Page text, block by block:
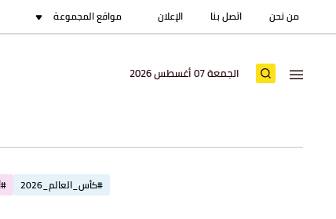
من نحن اتصل بنا الإعلان مواقع المجموعة
الجمعة 07 أغسطس 2026
#كأس_العالم_2026